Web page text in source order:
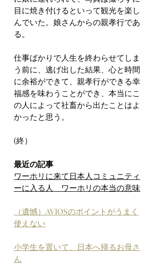
目に焼き付けるといって観光を楽し
んでいた。娘さんからの親孝行であ
る。
仕事ばかりで人生を終わらせてしま
う前に、逃げ出した結果、心と時間
に余裕ができて、親孝行ができる幸
福感を味わうことができ、本当にこ
の人によって社畜から出たことはよ
かったと思う。
(終）
最近の記事
ワーホリに来て日本人コミュニティ
ーに入る人　ワーホリの本当の意味
（遺憾）AVIOSのポイントがうまく
使えない
小学生を置いて、日本へ帰るお母さ
ん